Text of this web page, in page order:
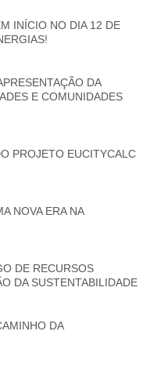
INÍCIO NO DIA 12 DE
DA
E COMUNIDADES
PROJETO EUCITYCALC
NOVA ERA NA
DE RECURSOS
DA SUSTENTABILIDADE
DA